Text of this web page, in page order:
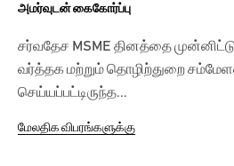
அமர்வுடன் கைகோர்ப்பு
சர்வதேச MSME தினத்தை
வர்த்தக மற்றும் தொழிற்துறை
செய்யப்பட்டிருந்த...
மேலதிக விபரங்களுக்கு